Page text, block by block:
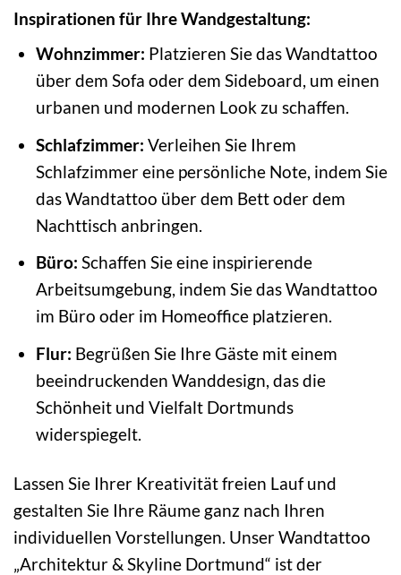
Inspirationen für Ihre Wandgestaltung:
Wohnzimmer: Platzieren Sie das Wandtattoo
über dem Sofa oder dem Sideboard, um einen
urbanen und modernen Look zu schaffen.
Schlafzimmer: Verleihen Sie Ihrem
Schlafzimmer eine persönliche Note, indem Sie
das Wandtattoo über dem Bett oder dem
Nachttisch anbringen.
Büro: Schaffen Sie eine inspirierende
Arbeitsumgebung, indem Sie das Wandtattoo
im Büro oder im Homeoffice platzieren.
Flur: Begrüßen Sie Ihre Gäste mit einem
beeindruckenden Wanddesign, das die
Schönheit und Vielfalt Dortmunds
widerspiegelt.
Lassen Sie Ihrer Kreativität freien Lauf und
gestalten Sie Ihre Räume ganz nach Ihren
individuellen Vorstellungen. Unser Wandtattoo
„Architektur & Skyline Dortmund“ ist der